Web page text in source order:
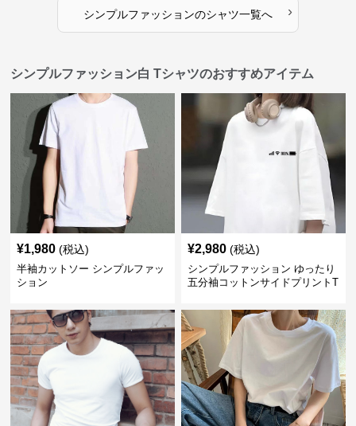
シンプルファッションのシャツ一覧へ ›
シンプルファッション白 Tシャツのおすすめアイテム
¥1,980 (税込)
半袖カットソー シンプルファッ
ション
¥2,980 (税込)
シンプルファッション ゆったり
五分袖コットンサイドプリントT